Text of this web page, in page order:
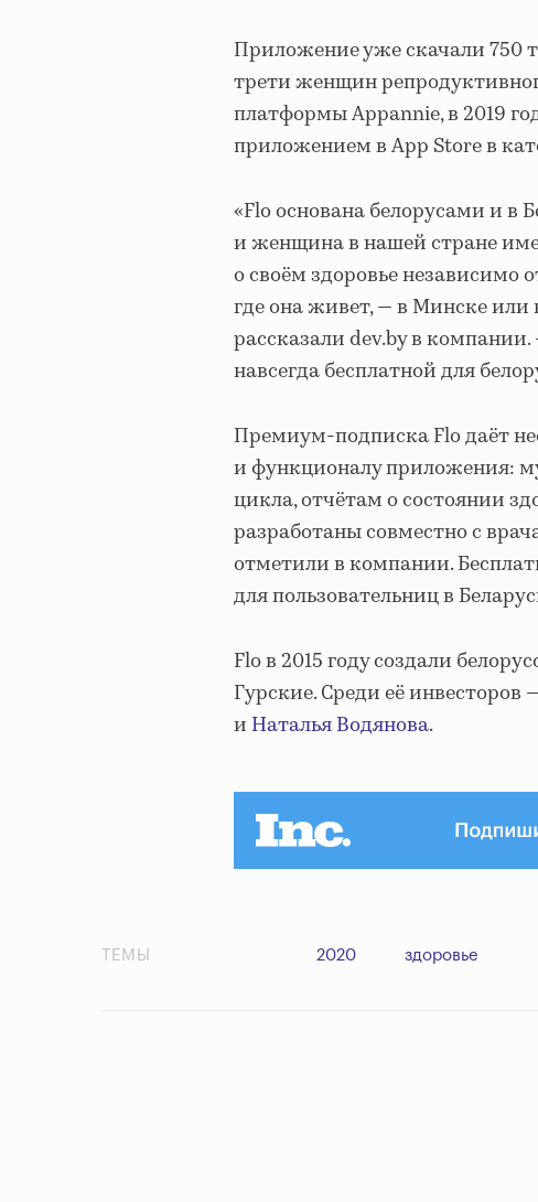
Приложение уже скачали 750
трети женщин
платформы Appannie, в 2019
приложением в App Store в
«Flo основана белорусами и в
и женщина в нашей стране
о своём здоровье независимо
где она живет, — в Минске
рассказали dev.by в
навсегда бесплатной для
Премиум-подписка Flo даёт
и функционалу приложения:
цикла, отчётам о состоянии
разработаны совместно с
отметили в компании.
для пользовательниц в
Flo в 2015 году создали
Гурские. Среди её инвесторов
и Наталья Водянова.
ТЕМЫ 2020 здоровье